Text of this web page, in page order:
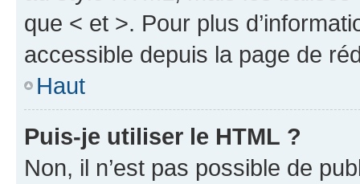
que < et >. Pour plus
accessible depuis la page de
Haut
Puis-je utiliser le HTML ?
Non, il n’est pas possible de